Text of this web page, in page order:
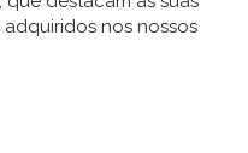
nos nossos